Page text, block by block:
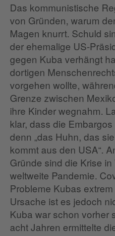
Das kommunistische
von Gründen, warum
Magen knurrt. Schuld
der ehemalige US-
gegen Kuba verhängt
dortigen
vorgehen wollte,
Grenze zwischen
ihre Kinder wegnahm.
klar, dass die
denn „das Huhn, das
kommt aus den USA“.
Gründe sind die Krise
weltweite Pandemie.
Probleme Kubas
Ursache ist es jedoch
Kuba war schon vorher
acht Jahren ermittelte